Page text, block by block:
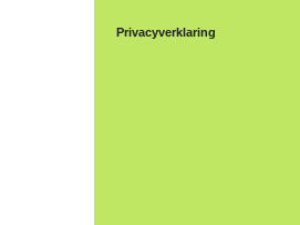
Privacyverklaring